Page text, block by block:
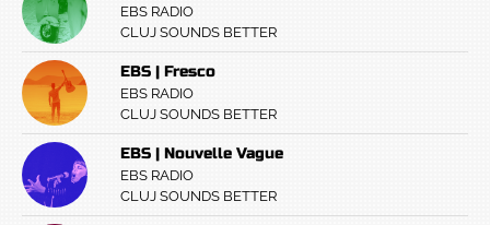
EBS RADIO
CLUJ SOUNDS BETTER
EBS | Fresco
EBS RADIO
CLUJ SOUNDS BETTER
EBS | Nouvelle Vague
EBS RADIO
CLUJ SOUNDS BETTER